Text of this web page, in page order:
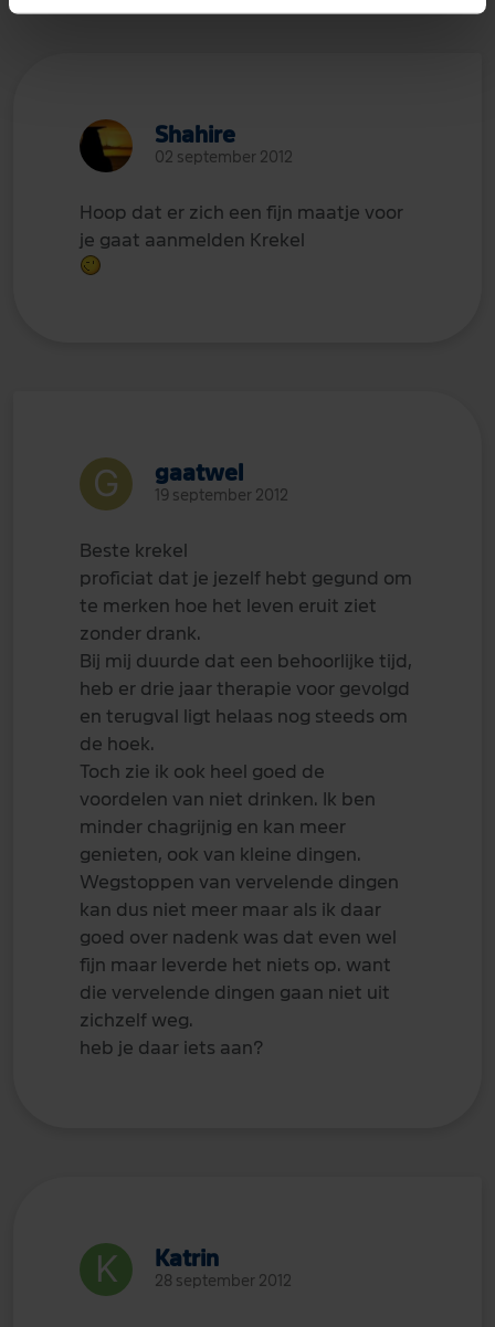
Shahire
02 september 2012
Hoop dat er zich een fijn maatje voor
je gaat aanmelden Krekel
gaatwel
19 september 2012
Beste krekel
proficiat dat je jezelf hebt gegund om
te merken hoe het leven eruit ziet
zonder drank.
Bij mij duurde dat een behoorlijke tijd,
heb er drie jaar therapie voor gevolgd
en terugval ligt helaas nog steeds om
de hoek.
Toch zie ik ook heel goed de
voordelen van niet drinken. Ik ben
minder chagrijnig en kan meer
genieten, ook van kleine dingen.
Wegstoppen van vervelende dingen
kan dus niet meer maar als ik daar
goed over nadenk was dat even wel
fijn maar leverde het niets op. want
die vervelende dingen gaan niet uit
zichzelf weg.
heb je daar iets aan?
Katrin
28 september 2012